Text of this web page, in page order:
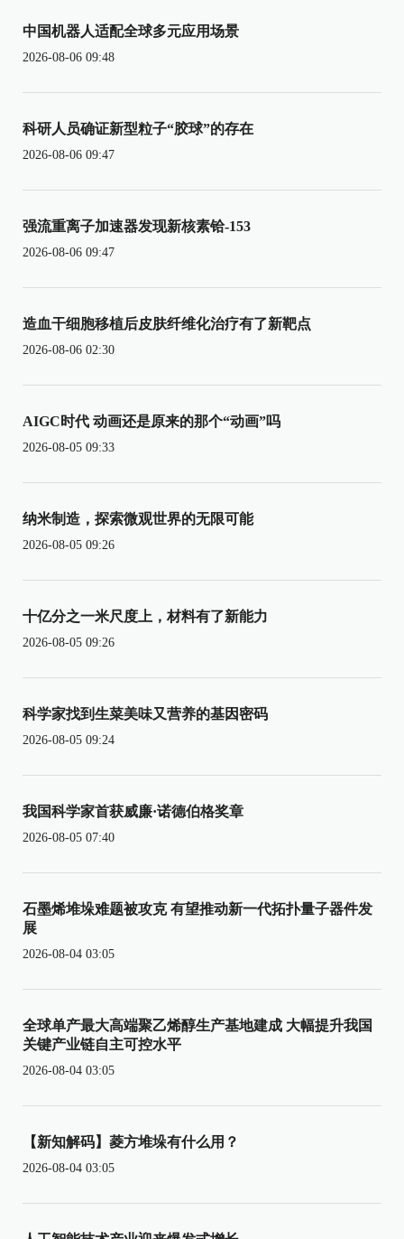
中国机器人适配全球多元应用场景
2026-08-06 09:48
科研人员确证新型粒子“胶球”的存在
2026-08-06 09:47
强流重离子加速器发现新核素铪-153
2026-08-06 09:47
造血干细胞移植后皮肤纤维化治疗有了新靶点
2026-08-06 02:30
AIGC时代 动画还是原来的那个“动画”吗
2026-08-05 09:33
纳米制造，探索微观世界的无限可能
2026-08-05 09:26
十亿分之一米尺度上，材料有了新能力
2026-08-05 09:26
科学家找到生菜美味又营养的基因密码
2026-08-05 09:24
我国科学家首获威廉·诺德伯格奖章
2026-08-05 07:40
石墨烯堆垛难题被攻克 有望推动新一代拓扑量子器件发
展
2026-08-04 03:05
全球单产最大高端聚乙烯醇生产基地建成 大幅提升我国
关键产业链自主可控水平
2026-08-04 03:05
【新知解码】菱方堆垛有什么用？
2026-08-04 03:05